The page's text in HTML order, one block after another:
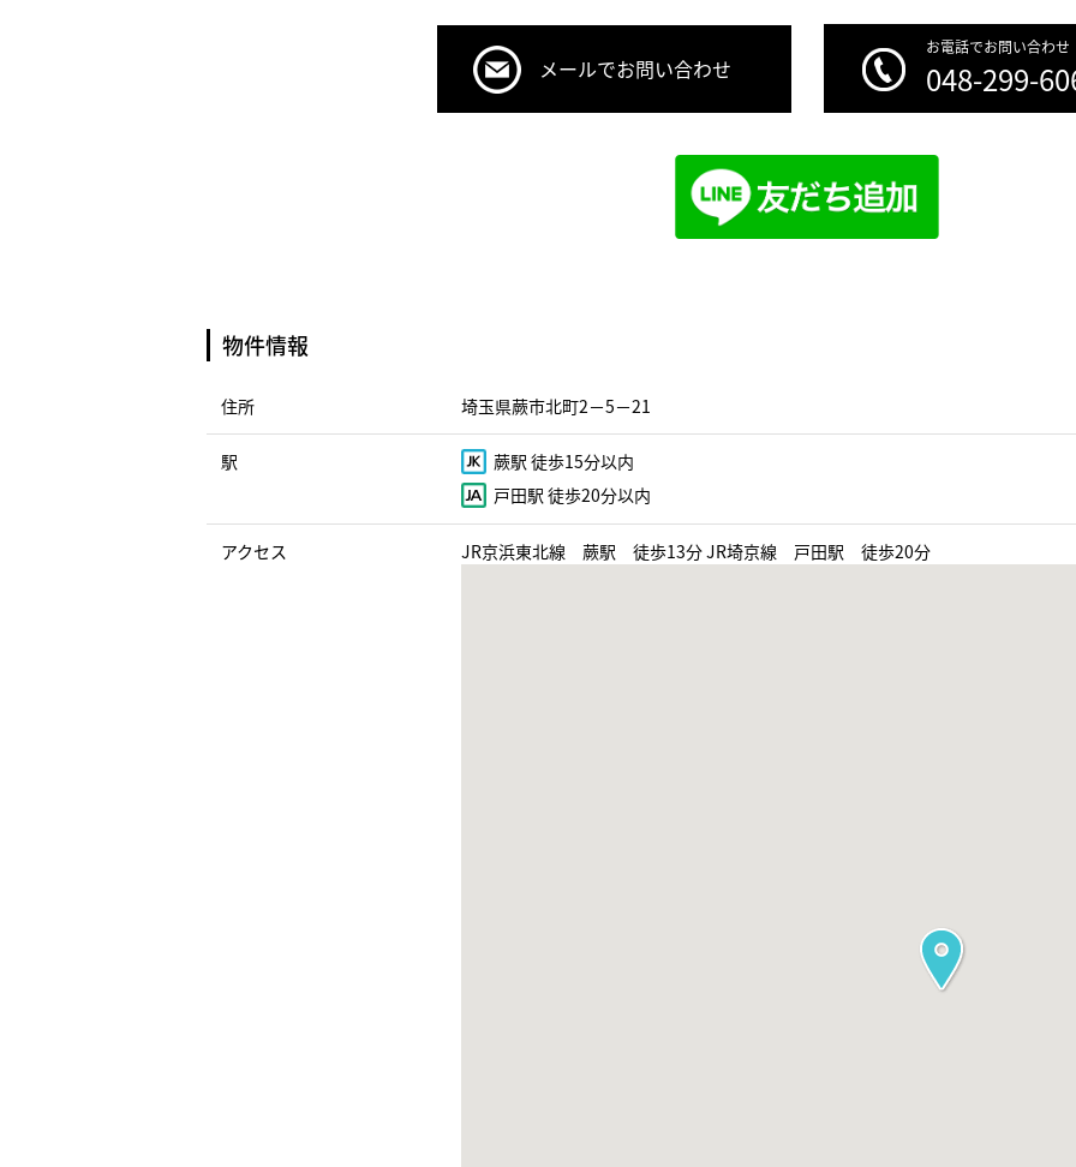
メールでお問い合わせ
お電話でお問い合わせ
048-299-
物件情報
住所 埼玉県蕨市北町2−5−21
駅
蕨駅 徒歩15分以内
戸田駅 徒歩20分以内
アクセス JR京浜東北線 蕨駅 徒歩13分 JR埼京線 戸田駅 徒歩20分